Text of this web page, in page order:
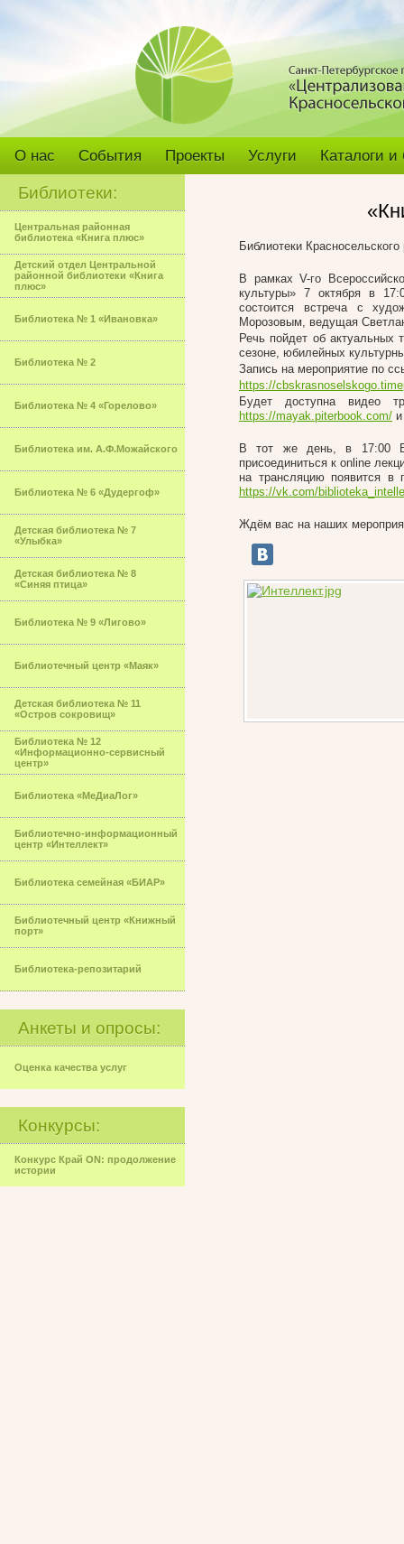
О нас События Проекты Услуги Каталоги
Библиотеки:
Центральная районная
библиотека «Книга плюс»
Детский отдел Центральной
районной библиотеки «Книга
плюс»
Библиотека № 1 «Ивановка»
Библиотека № 2
Библиотека № 4 «Горелово»
Библиотека им. А.Ф.Можайского
Библиотека № 6 «Дудергоф»
Детская библиотека № 7
«Улыбка»
Детская библиотека № 8
«Синяя птица»
Библиотека № 9 «Лигово»
Библиотечный центр «Маяк»
Детская библиотека № 11
«Остров сокровищ»
Библиотека № 12
«Информационно-сервисный
центр»
Библиотека «МеДиаЛог»
Библиотечно-информационный
центр «Интеллект»
Библиотека семейная «БИАР»
Библиотечный центр «Книжный
порт»
Библиотека-репозитарий
Анкеты и опросы:
Оценка качества услуг
Конкурсы:
Конкурс Край ON: продолжение
истории
Библиотеки
В рамках V-го
культуры» 7 октября в
состоится встреча с
Морозовым, ведущая
Речь пойдет об актуальных
сезоне, юбилейных
Запись на мероприятие по
https://
Будет доступна видео
https://mayak.piterbook.com/
В тот же день, в 17:00
присоединиться к online
на трансляцию появится в
https://vk.com/
Ждём вас на наших